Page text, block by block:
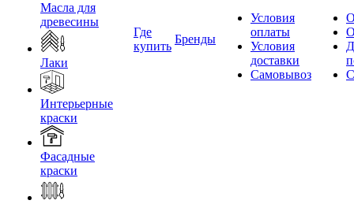
Масла для
древесины
Лаки
Интерьерные
краски
Фасадные
краски
Где
купить
Бренды
Условия
оплаты
Условия
доставки
Самовывоз